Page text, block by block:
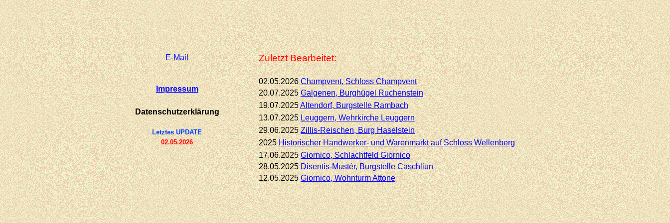
E-Mail
Impressum
Datenschutzerklärung
Letztes UPDATE
02.05.2026
Zuletzt Bearbeitet:
02.05.2026Champvent, Schloss Champvent
20.07.2025Galgenen, Burghügel Ruchenstein
19.07.2025Altendorf,Burgstelle Rambach
13.07.2025Leuggern, Wehrkirche Leuggern
29.06.2025Zillis-Reischen, Burg Haselstein
2025Historischer Handwerker-und Warenmarkt auf Schloss Wellenberg
17.06.2025Giornico,Schlachtfeld Giornico
28.05.2025Disentis-Mustér, Burgstelle Caschliun
12.05.2025Giornico,Wohnturm Attone